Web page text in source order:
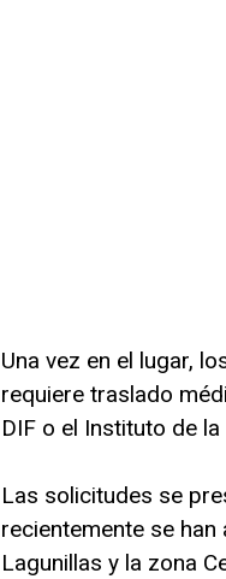
Una vez en el lugar,
requiere traslado
DIF o el Instituto de la
Las solicitudes se
recientemente se
Lagunillas y la zona